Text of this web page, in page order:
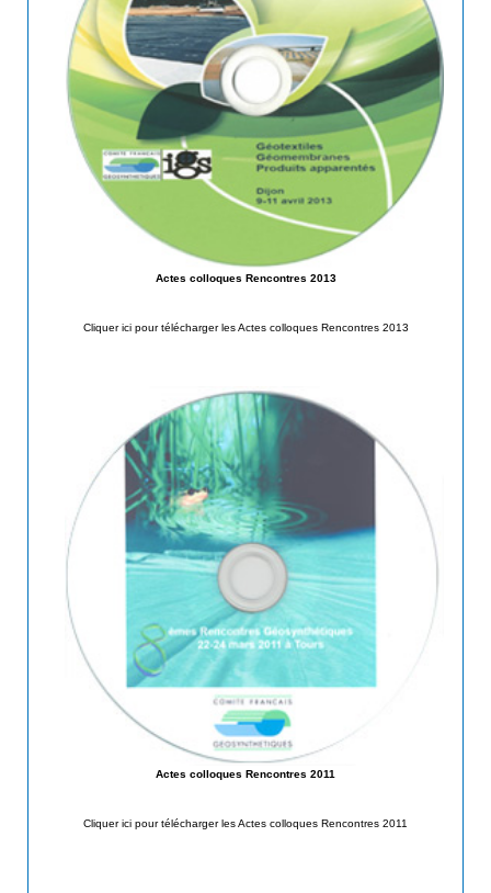
Actes colloques Rencontres 2013
Cliquer ici pour télécharger les Actes colloques Rencontres 2013
Actes colloques Rencontres 2011
Cliquer ici pour télécharger les Actes colloques Rencontres 2011